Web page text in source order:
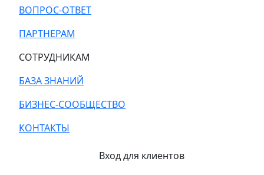
ВОПРОС-ОТВЕТ
ПАРТНЕРАМ
СОТРУДНИКАМ
БАЗА ЗНАНИЙ
БИЗНЕС-СООБЩЕСТВО
КОНТАКТЫ
Вход для клиентов